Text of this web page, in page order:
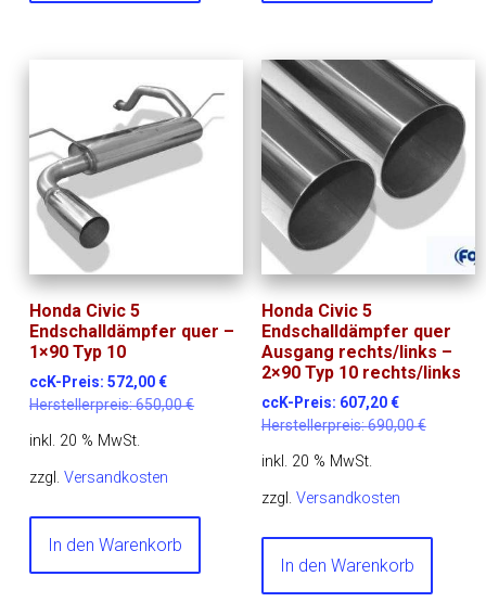
Honda Civic 5
Endschalldämpfer quer –
1×90 Typ 10
ccK-Preis:572,00€
Herstellerpreis:650,00€
inkl. 20 % MwSt.
zzgl.Versandkosten
In den Warenkorb
Honda Civic 5
Endschalldämpfer quer
Ausgang rechts/links –
2×90 Typ 10 rechts/links
ccK-Preis: 607,20€
Herstellerpreis:690,00€
inkl. 20 % MwSt.
zzgl. Versandkosten
In den Warenkorb